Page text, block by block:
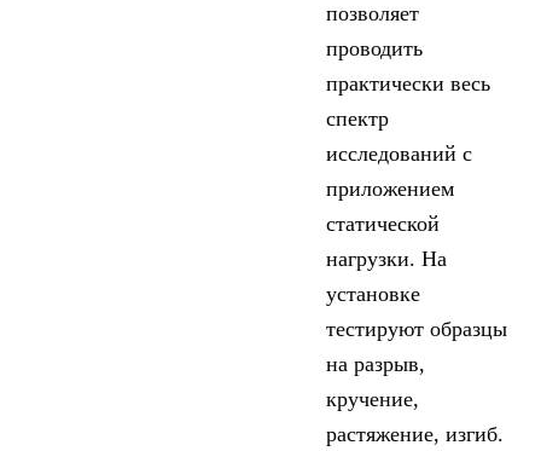
позволяет
проводить
практически весь
спектр
исследований с
приложением
статической
нагрузки. На
установке
тестируют образцы
на разрыв,
кручение,
растяжение, изгиб.